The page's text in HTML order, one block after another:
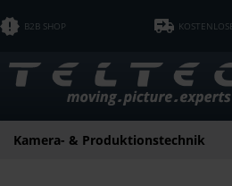
B2B SHOP
Kamera- & Produktionstechnik